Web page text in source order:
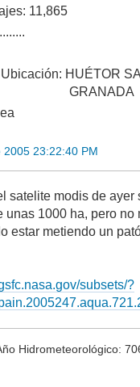
11,865
Ubicación: HUÉTOR
GRANADA
23:22:40 PM
satelite modis de ayer
unas 1000 ha, pero no
estar metiendo un
subsets/?
Hidrometeorológico: